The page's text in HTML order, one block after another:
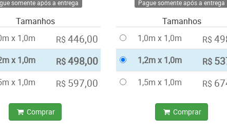
somente após a entrega
Tamanhos
x 1,0m
R$ 446,00
x 1,0m R$498,00
x 1,0m R$ 597,00
Comprar
Pague somente após a entrega
Tamanhos
1,0m x 1,0m
R$
1,2m x 1,0m R$
1,5m x 1,0m R$
Comprar